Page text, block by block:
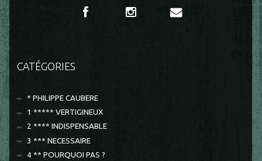
CATÉGORIES
* PHILIPPE CAUBERE
1 ***** VERTIGINEUX
2 **** INDISPENSABLE
3 *** NECESSAIRE
4 ** POURQUOI PAS ?